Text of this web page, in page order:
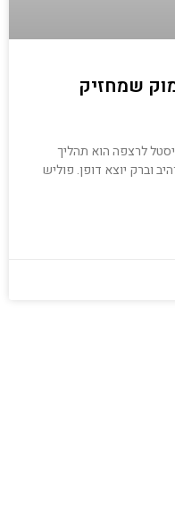
שמחזיק
לרצפה הוא תהליך
וברק יוצא דופן. פוליש